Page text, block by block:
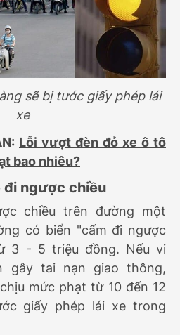
sẽ bị tước giấy phép lái
xe
Lỗi vượt đèn đỏ xe ô tô
bao nhiêu?
đi ngược chiều
chiều trên đường một
có biển "cấm đi ngược
3 - 5 triệu đồng. Nếu vi
gây tai nạn giao thông,
mức phạt từ 10 đến 12
giấy phép lái xe trong